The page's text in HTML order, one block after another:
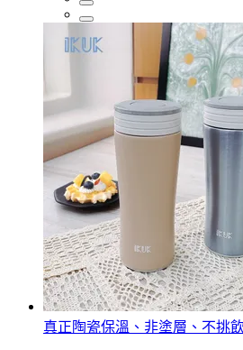
真正陶瓷保溫、非塗層、不挑